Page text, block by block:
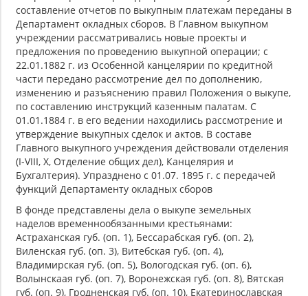
составление отчетов по выкупным платежам переданы в
Департамент окладных сборов. В Главном выкупном
учреждении рассматривались новые проекты и
предложения по проведению выкупной операции; с
22.01.1882 г. из Особенной канцелярии по кредитной
части передано рассмотрение дел по дополнению,
изменению и разъяснению правил Положения о выкупе,
по составлению инструкций казенным палатам. С
01.01.1884 г. в его ведении находились рассмотрение и
утверждение выкупных сделок и актов. В составе
Главного выкупного учреждения действовали отделения
(I-VIII, Х, Отделение общих дел), Канцелярия и
Бухгалтерия). Упразднено с 01.07. 1895 г. с передачей
функций Департаменту окладных сборов
В фонде представлены дела о выкупе земельных
наделов временнообязанными крестьянами:
Астраханская губ. (оп. 1), Бессарабская губ. (оп. 2),
Виленская губ. (оп. 3), Витебская губ. (оп. 4),
Владимирская губ. (оп. 5), Вологодская губ. (оп. 6),
Волынскаая губ. (оп. 7), Воронежская губ. (оп. 8), Вятская
губ. (оп. 9), Гродненская губ. (оп. 10), Екатеринославская